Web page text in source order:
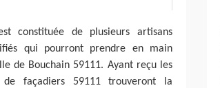
constituée de plusieurs artisans
qui pourront prendre en main
de Bouchain 59111. Ayant reçu les
de façadiers 59111 trouveront la